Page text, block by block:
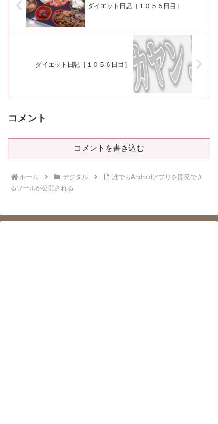
ダイエット日記［１０５５日目］
ダイエット日記［１０５６日目］
コメント
コメントを書き込む
ホーム デジタル
誰でもAndroidアプリを開発でき
るツールが公開される